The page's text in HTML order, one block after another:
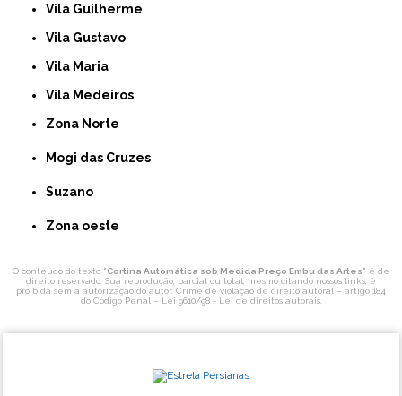
Vila Guilherme
Vila Gustavo
Vila Maria
Vila Medeiros
Zona Norte
Mogi das Cruzes
Suzano
Zona oeste
O conteúdo do texto "Cortina Automática sob Medida Preço Embu das Artes" é de
direito reservado. Sua reprodução, parcial ou total, mesmo citando nossos links, é
proibida sem a autorização do autor. Crime de violação de direito autoral – artigo 184
do Código Penal – Lei 9610/98 - Lei de direitos autorais.